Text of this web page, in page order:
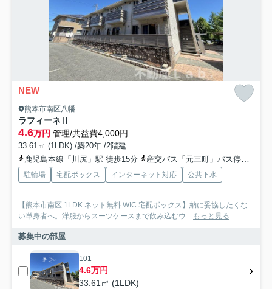
NEW
熊本市南区八幡
ラフィーネⅡ
4.6万円 管理/共益費4,000円
33.61㎡ (1LDK) /築20年 /2階建
鹿児島本線「川尻」駅 徒歩15分
産交バス「元三町」バス停下車 徒歩1分
駐輪場 宅配ボックス インターネット対応 公共下水
【熊本市南区 1LDK ネット無料 WIC 宅配ボックス】納に妥協したくな
い単身者へ。洋服からスーツケースまで飲み込むウ... もっと見る
募集中の部屋
101
4.6万円
33.61㎡ (1LDK)